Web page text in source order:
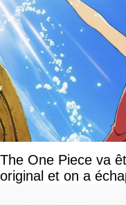
The One Piece va
original et on a